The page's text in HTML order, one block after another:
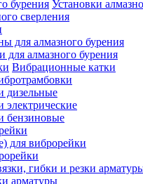
Установки
сверления
для алмазного бурения
для алмазного бурения
Вибрационные катки
дизельные
электрические
бензиновые
для виброрейки
арматуры